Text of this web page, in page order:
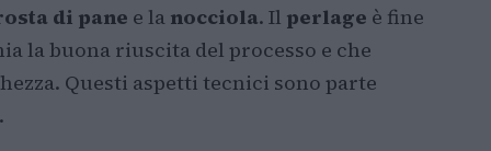
di pane e la nocciola. Il perlage è fine
la buona riuscita del processo e che
Questi aspetti tecnici sono parte